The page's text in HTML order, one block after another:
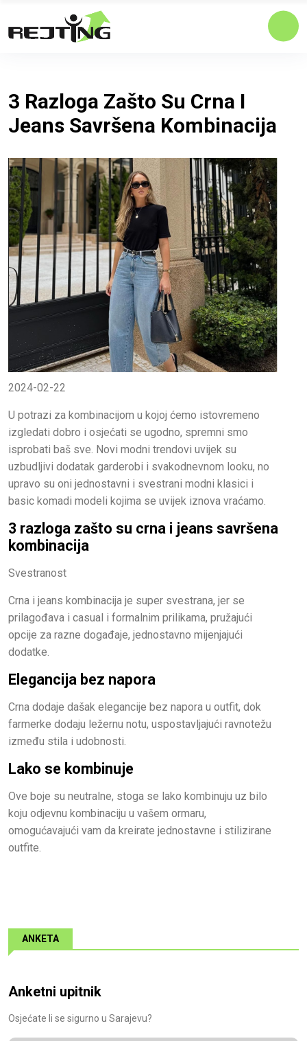
3 Razloga Zašto Su Crna I
Jeans Savršena Kombinacija
2024-02-22
U potrazi za kombinacijom u kojoj ćemo istovremeno
izgledati dobro i osjećati se ugodno, spremni smo
isprobati baš sve. Novi modni trendovi uvijek su
uzbudljivi dodatak garderobi i svakodnevnom looku, no
upravo su oni jednostavni i svestrani modni klasici i
basic komadi modeli kojima se uvijek iznova vraćamo.
3 razloga zašto su crna i jeans savršena
kombinacija
Svestranost
Crna i jeans kombinacija je super svestrana, jer se
prilagođava i casual i formalnim prilikama, pružajući
opcije za razne događaje, jednostavno mijenjajući
dodatke.
Elegancija bez napora
Crna dodaje dašak elegancije bez napora u outfit, dok
farmerke dodaju ležernu notu, uspostavljajući ravnotežu
između stila i udobnosti.
Lako se kombinuje
Ove boje su neutralne, stoga se lako kombinuju uz bilo
koju odjevnu kombinaciju u vašem ormaru,
omogućavajući vam da kreirate jednostavne i stilizirane
outfite.
ANKETA
Anketni upitnik
Osjećate li se sigurno u Sarajevu?